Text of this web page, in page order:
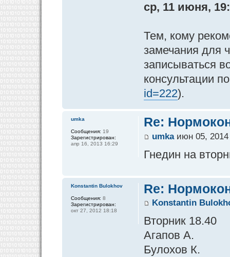
ср, 11 июня,
Тем, кому
замечания для
записываться
консультации
id=222).
Re:
umkaиюн 05, 2014
Гнедин на
umka
Сообщения: 19
Зарегистрирован:
апр 16, 2013 16:29
Re:
Konstantin
Вторник 18.40
Агапов А.
Булохов К.
Konstantin Bulokhov
Сообщения: 8
Зарегистрирован:
окт 27, 2012 18:18